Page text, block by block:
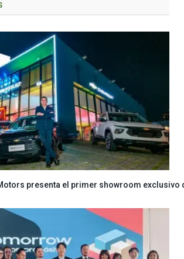
presenta el primer showroom